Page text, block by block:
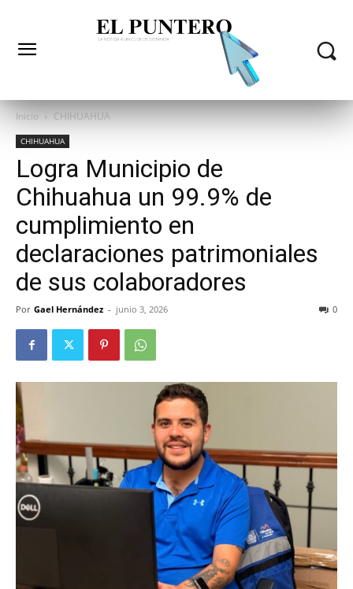
Inicio CHIHUAHUA
CHIHUAHUA
Logra Municipio de
Chihuahua un 99.9% de
cumplimiento en
declaraciones patrimoniales
de sus colaboradores
Por Gael Hernández - junio 3, 2026 0